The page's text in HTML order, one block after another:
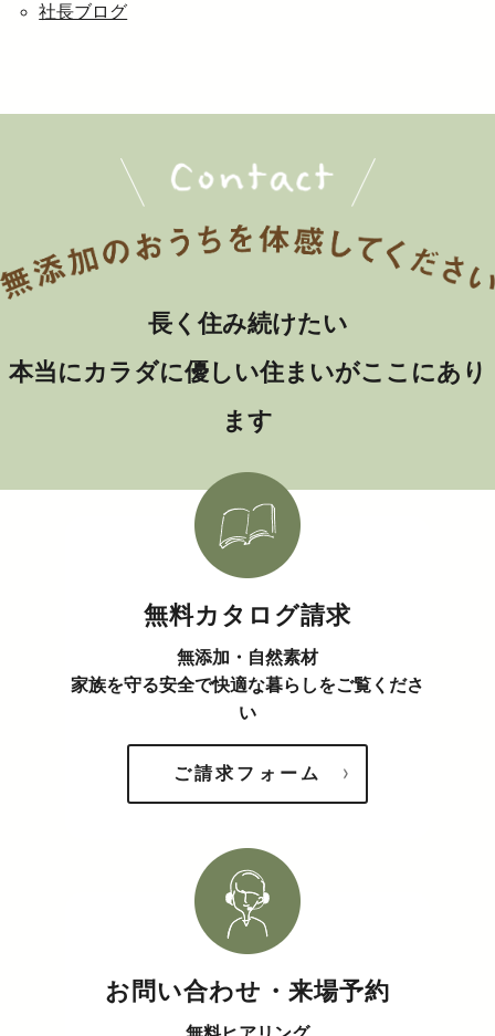
社長ブログ
長く住み続けたい
本当にカラダに優しい住まいがここにあり
ます
無料カタログ請求
無添加・自然素材
家族を守る安全で快適な暮らしをご覧くださ
い
ご請求フォーム
お問い合わせ・来場予約